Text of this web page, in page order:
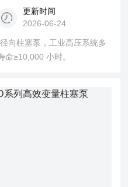
更新时间
2026-06-24
向柱塞泵，工业高压系统多
命≥10,000 小时。